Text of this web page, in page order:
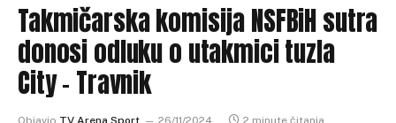
Takmičarska komisija NSFBiH sutra
donosi odluku o utakmici tuzla
City – Travnik
Objavio TV Arena Sport 26/11/2024 2 minute čitanja